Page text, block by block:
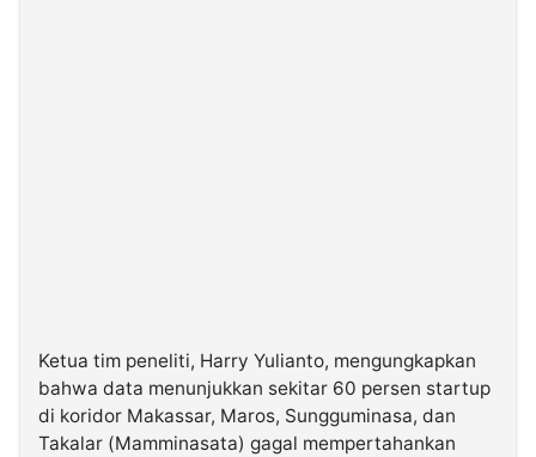
Ketua tim peneliti, Harry Yulianto, mengungkapkan
bahwa data menunjukkan sekitar 60 persen startup
di koridor Makassar, Maros, Sungguminasa, dan
Takalar (Mamminasata) gagal mempertahankan